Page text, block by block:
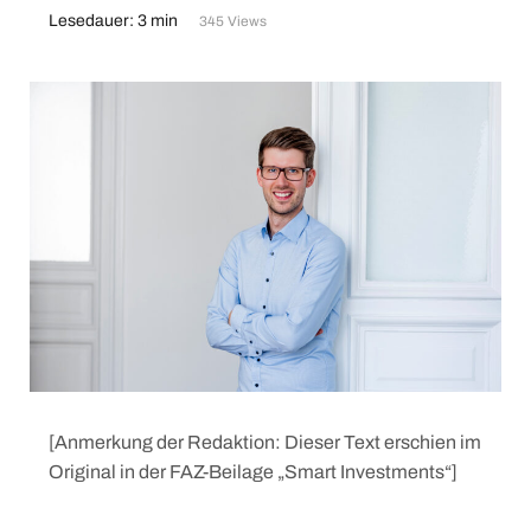
Lesedauer: 3 min 345 Views
[Anmerkung der Redaktion: Dieser Text erschien im
Original in der FAZ-Beilage „Smart Investments“]